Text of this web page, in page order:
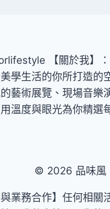
【關於我】
學生活的你所打造的
藝術展覽、現場音樂
溫度與眼光為你精選
© 2026 品味風
與業務合作】任何相關